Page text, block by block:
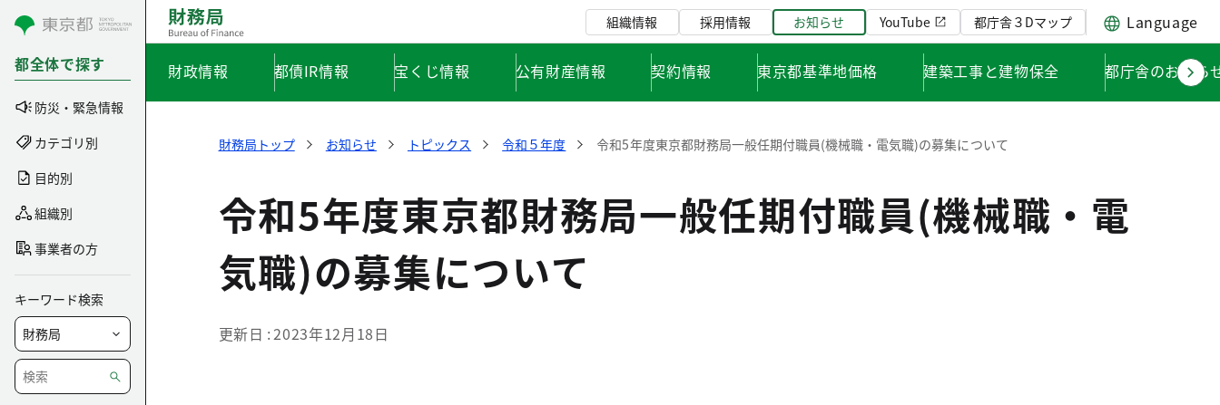
コンテンツにスキップ
都全体で探す
防災・緊急情報
カテゴリ別
目的別
組織別
事業者の方
キーワード検索
組織情報 採用情報 お知らせ YouTube 都庁舎３Dマップ Language
財政情報 都債IR情報 宝くじ情報 公有財産情報 契約情報 東京都基準地価格 建築工事と建物保全 都庁舎のお知ら
財務局トップ お知らせ トピックス 令和５年度 令和5年度東京都財務局一般任期付職員(機械職・電気職)の募集について
令和5年度東京都財務局一般任期付職員(機械職・電
気職)の募集について
更新日 2023年12月18日